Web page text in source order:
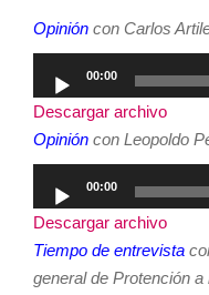
Opinión con Carlos
de
audio
00:00
Descargar archivo
Opinión con Leopoldo
de
audio
00:00
Descargar archivo
Tiempo de entrevista
general de Protención